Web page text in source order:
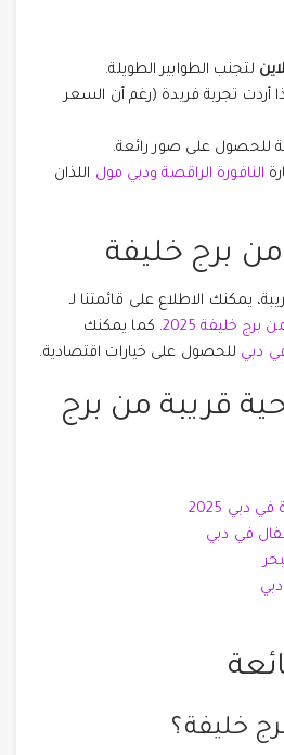
لتجنب الطوابير الطويلة.
أردت تجربة فريدة (رغم أن السعر
للحصول على صور رائعة.
النافورة الراقصة ودبي مول اللذان
برج خليفة
يمكنك الاطلاع على قائمتنا لـ
خليفة 2025
. كما يمكنك
للحصول على خيارات اقتصادية.
قريبة من برج
دبي 2025
في دبي
خليفة؟